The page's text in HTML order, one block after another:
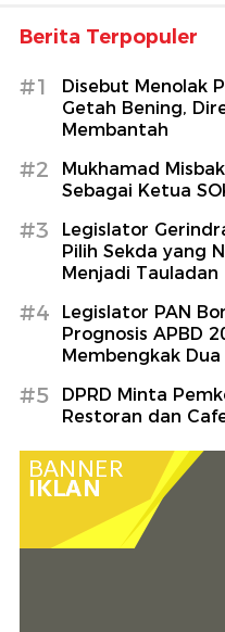
Berita Terpopuler
#1
Disebut Menolak
Getah Bening,
Membantah
#2
Mukhamad
Sebagai Ketua
#3
Legislator
Pilih Sekda yang
Menjadi Tauladan
#4
Legislator PAN
Prognosis APBD
Membengkak
#5
DPRD Minta
Restoran dan